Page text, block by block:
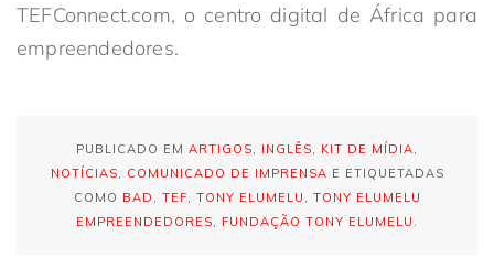
TEFConnect.com, o centro digital de África para
empreendedores.
PUBLICADO EM ARTIGOS INGLÊS KIT DE MÍDIA
NOTÍCIAS
COMUNICADO DE IMPRENSA E ETIQUETADAS
COMO BAD TEF TONY ELUMELU
TONY ELUMELU
EMPREENDEDORES
FUNDAÇÃO TONY ELUMELU